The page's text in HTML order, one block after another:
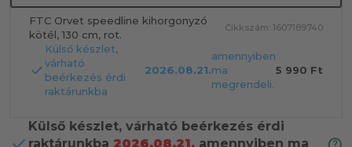
FTC Orvet speedline kihorgonyzó
kötél, 130 cm, rot.
Cikkszám: 1607189740
Külső készlet,
várható
beérkezés érdi
raktárunkba
2026.08.21.
amennyiben
ma
megrendeli.
5 990 Ft
Külső készlet, várható beérkezés érdi
raktárunkba 2026.08.21. amennyiben ma